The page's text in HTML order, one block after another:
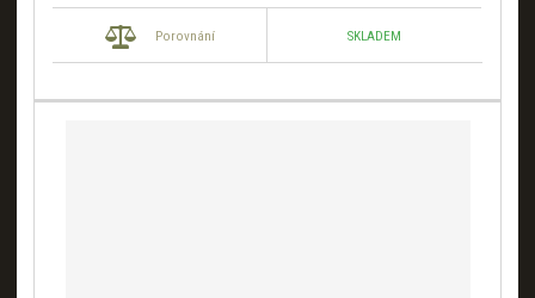
Porovnání SKLADEM